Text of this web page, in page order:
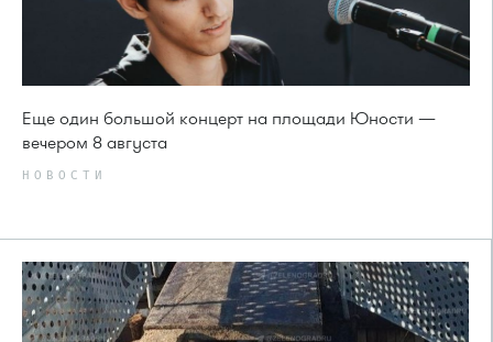
Еще один большой концерт на площади Юности —
вечером 8 августа
НОВОСТИ